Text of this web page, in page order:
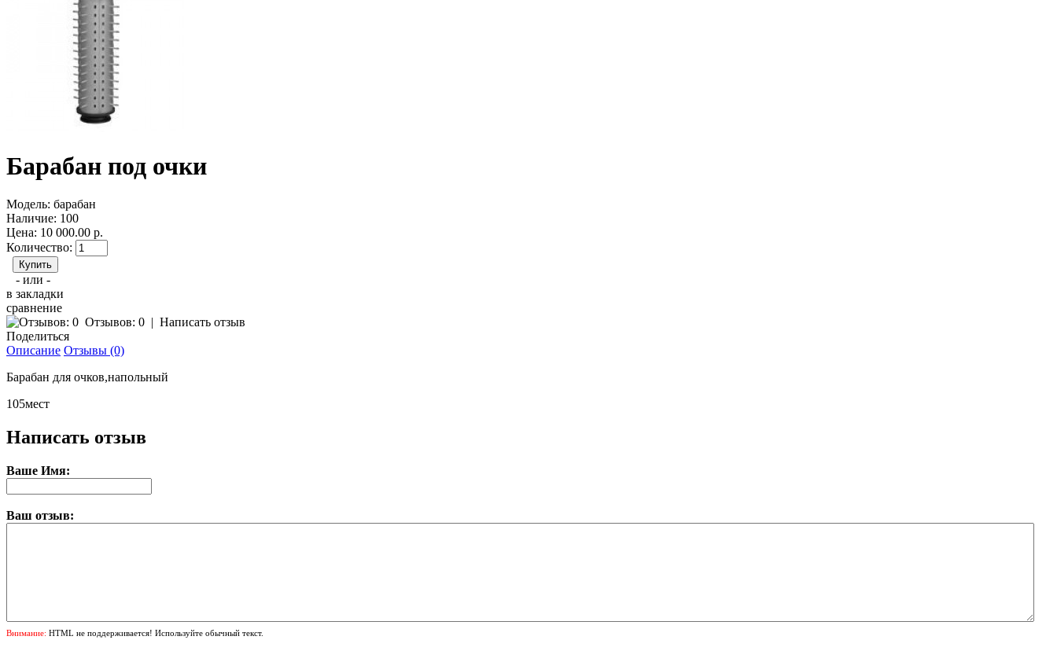
Барабан под очки
Модель: барабан
Наличие: 100
Цена: 10 000.00 р.
Количество:
- или -
в закладки
сравнение
Отзывов: 0 | Написать отзыв
Поделиться
Описание Отзывы (0)
Барабан для очков,напольный
105мест
Написать отзыв
Ваше Имя:
Ваш отзыв:
Внимание: HTML не поддерживается! Используйте обычный текст.